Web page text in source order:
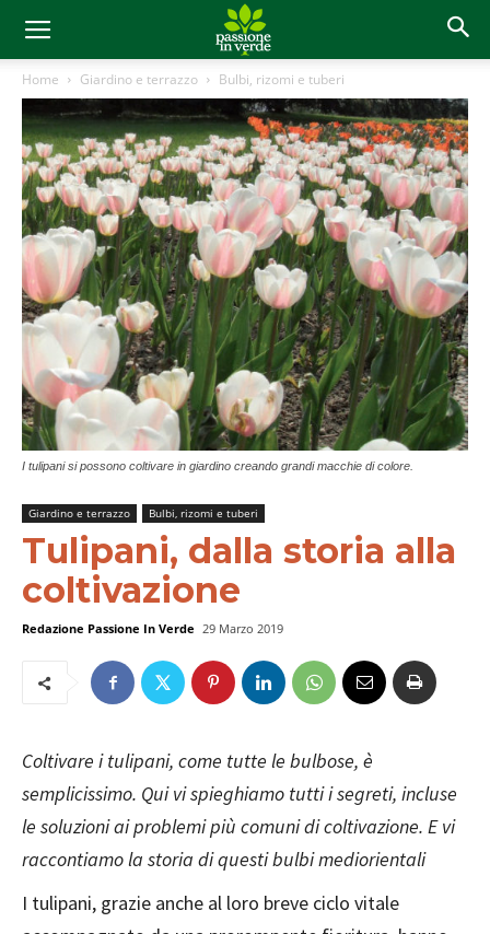
Home Giardino e terrazzo Bulbi, rizomi e tuberi
I tulipani si possono coltivare in giardino creando grandi macchie di colore.
Giardino e terrazzo Bulbi, rizomi e tuberi
Tulipani, dalla storia alla
coltivazione
Redazione Passione In Verde 29 Marzo 2019
Coltivare i tulipani, come tutte le bulbose, è
semplicissimo. Qui vi spieghiamo tutti i segreti, incluse
le soluzioni ai problemi più comuni di coltivazione. E vi
raccontiamo la storia di questi bulbi mediorientali
I tulipani, grazie anche al loro breve ciclo vitale